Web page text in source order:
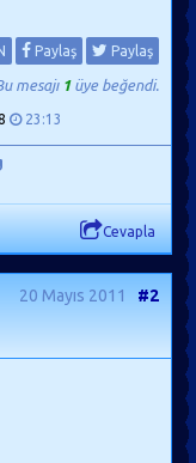
Paylaş Paylaş
mesajı 1üye beğendi.
23:13
Cevapla
20 Mayıs 2011 #2